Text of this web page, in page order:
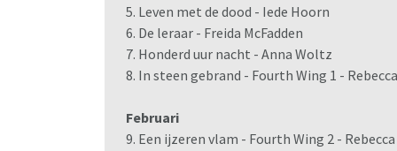
5. Leven met de dood - Iede Hoorn
6. De leraar - Freida McFadden
7. Honderd uur nacht - Anna Woltz
8. In steen gebrand - Fourth Wing 1 -
Februari
9. Een ijzeren vlam - Fourth Wing 2 - Rebecca